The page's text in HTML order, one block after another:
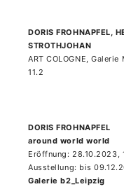
DORIS FROHNAPFEL,
STROTHJOHAN
ART COLOGNE,
11.2
DORIS FROHNAPFEL
around world world
Eröffnung: 28.10.2023,
Ausstellung: bis
Galerie b2_Leipzig